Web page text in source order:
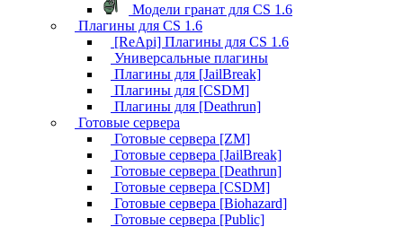
Модели гранат для CS 1.6
Плагины для CS 1.6
[ReApi] Плагины для CS 1.6
Универсальные плагины
Плагины для [JailBreak]
Плагины для [CSDM]
Плагины для [Deathrun]
Готовые сервера
Готовые сервера [ZM]
Готовые сервера [JailBreak]
Готовые сервера [Deathrun]
Готовые сервера [CSDM]
Готовые сервера [Biohazard]
Готовые сервера [Public]